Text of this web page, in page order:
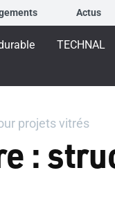
Actus
TECHNAL
projets vitrés
: